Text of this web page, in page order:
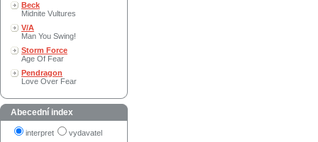
Beck
Midnite Vultures
V/A
Man You Swing!
Storm Force
Age Of Fear
Pendragon
Love Over Fear
Abecední index
interpret vydavatel